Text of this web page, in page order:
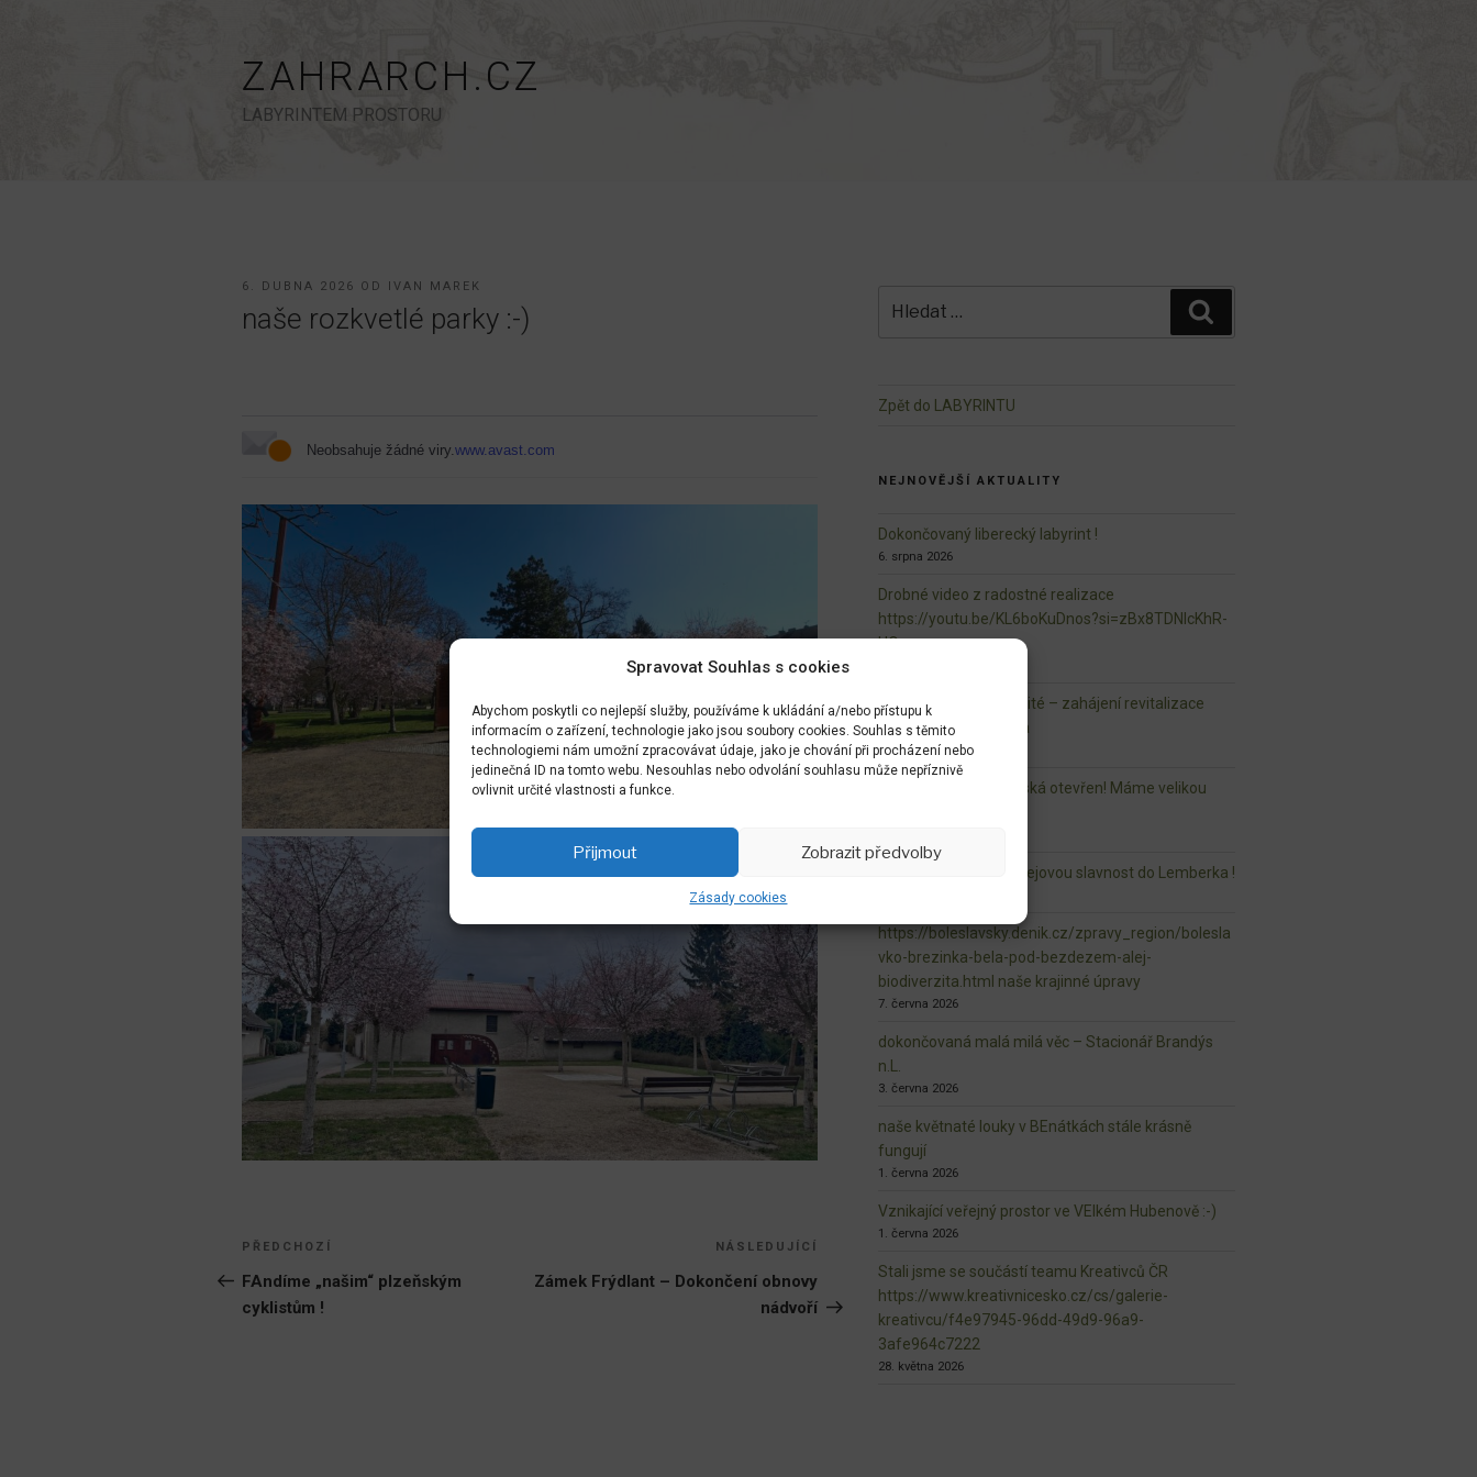
Spravovat Souhlas s cookies
Abychom poskytli co nejlepší služby, používáme k ukládání a/nebo přístupu k
informacím o zařízení, technologie jako jsou soubory cookies. Souhlas s těmito
technologiemi nám umožní zpracovávat údaje, jako je chování při procházení nebo
jedinečná ID na tomto webu. Nesouhlas nebo odvolání souhlasu může nepříznivě
ovlivnit určité vlastnosti a funkce.
Přijmout Zobrazit předvolby
Zásady cookies
ZAHRARCH.CZ
LABYRINTEM PROSTORU
PUBLIKOVÁNO
6. DUBNA 2026 OD IVAN MAREK
naše rozkvetlé parky :-)
Neobsahuje žádné viry.www.avast.com
Navigace
pro
příspěvek
Předchozí
příspěvek
PŘEDCHOZÍ
FAndíme „našim“ plzeňským
cyklistům !
příspěvek
NÁSLEDUJÍCÍ
Zámek Frýdlant – Dokončení obnovy
nádvoří
Zpět do LABYRINTU
NEJNOVĚJŠÍ AKTUALITY
Dokončovaný liberecký labyrint !
6. srpna 2026
Drobné video z radostné realizace
https://youtu.be/KL6boKuDnos?si=zBx8TDNlcKhR-
UQ-
i maličkosti jsou důležité – zahájení revitalizace
centra Sudova Hlavna
20. července 2026
Veřejný prostor Mladská otevřen! Máme velikou
zveme Vás na naši Alejovou slavnost do Lemberka !
https://boleslavsky.denik.cz/zpravy_region/bolesla
vko-brezinka-bela-pod-bezdezem-alej-
biodiverzita.html naše krajinné úpravy
7. června 2026
dokončovaná malá milá věc – Stacionář Brandýs
n.L.
3. června 2026
naše květnaté louky v BEnátkách stále krásně
fungují
1. června 2026
Vznikající veřejný prostor ve VElkém Hubenově :-)
1. června 2026
Stali jsme se součástí teamu Kreativců ČR
https://www.kreativnicesko.cz/cs/galerie-
kreativcu/f4e97945-96dd-49d9-96a9-
3afe964c7222
28. května 2026